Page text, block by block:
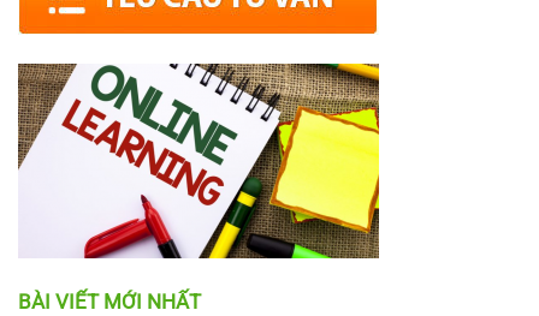
BÀI VIẾT MỚI NHẤT